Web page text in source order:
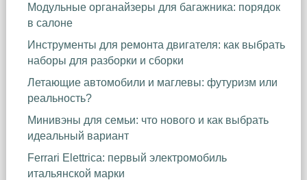
Модульные органайзеры для багажника: порядок
в салоне
Инструменты для ремонта двигателя: как выбрать
наборы для разборки и сборки
Летающие автомобили и маглевы: футуризм или
реальность?
Минивэны для семьи: что нового и как выбрать
идеальный вариант
Ferrari Elettrica: первый электромобиль
итальянской марки